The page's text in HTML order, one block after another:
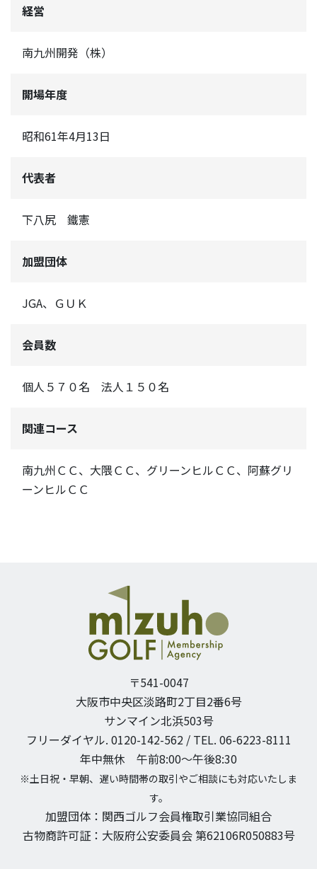
経営
南九州開発（株）
開場年度
昭和61年4月13日
代表者
下八尻 鐵憲
加盟団体
JGA、ＧＵＫ
会員数
個人５７０名 法人１５０名
関連コース
南九州ＣＣ、大隈ＣＣ、グリーンヒルＣＣ、阿蘇グリ
ーンヒルＣＣ
〒541-0047
大阪市中央区淡路町2丁目2番6号
サンマイン北浜503号
フリーダイヤル. 0120-142-562 / TEL. 06-6223-8111
年中無休 午前8:00〜午後8:30
※土日祝・早朝、遅い時間帯の取引やご相談にも対応いたしま
す。
加盟団体：関西ゴルフ会員権取引業協同組合
古物商許可証：大阪府公安委員会 第62106R050883号